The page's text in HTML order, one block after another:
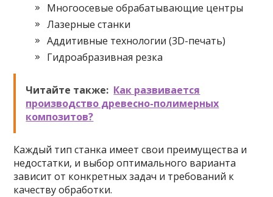
Многоосевые обрабатывающие центры
Лазерные станки
Аддитивные технологии (3D-печать)
Гидроабразивная резка
Читайте также: Как развивается
производство древесно-полимерных
композитов?
Каждый тип станка имеет свои преимущества и
недостатки, и выбор оптимального варианта
зависит от конкретных задач и требований к
качеству обработки.